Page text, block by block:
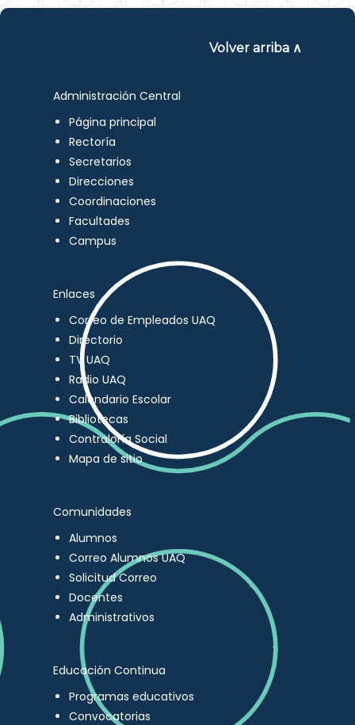
Volver arriba ∧
Administración Central
Página principal
Rectoría
Secretarios
Direcciones
Coordinaciones
Facultades
Campus
Enlaces
Correo de Empleados UAQ
Directorio
TV UAQ
Radio UAQ
Calendario Escolar
Bibliotecas
Contraloría Social
Mapa de sitio
Comunidades
Alumnos
Correo Alumnos UAQ
Solicitud Correo
Docentes
Administrativos
Educación Continua
Programas educativos
Convocatorias